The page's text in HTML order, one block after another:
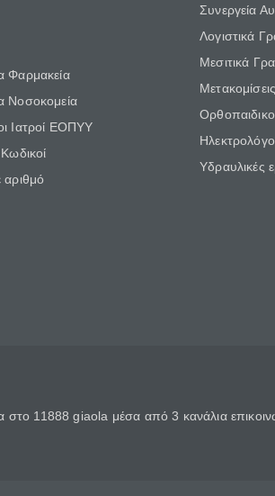
Φαρμακεία
Νοσοκομεία
Ιατροί ΕΟΠΥΥ
Συνεργεία
Λογιστικά
Μεσιτικά
Υδραυλικές
11888 giaola μέσα από 3 κανάλια